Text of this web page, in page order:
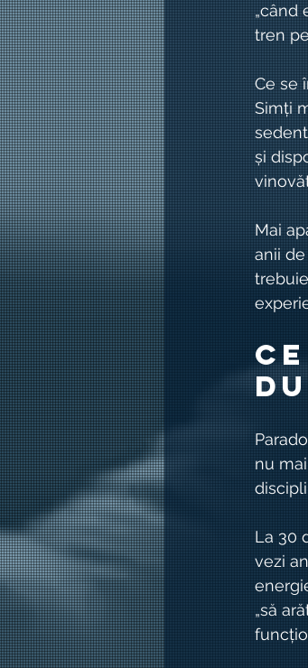
„când
tren
Ce se
Simți
și
Mai
anii
nu
La 30
vezi
„să